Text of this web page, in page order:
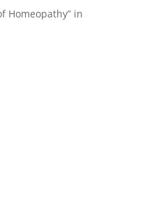
Homeopathy” in